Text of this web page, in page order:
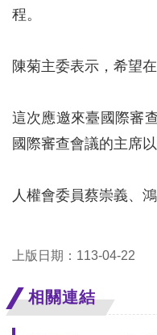
程。
陳菊主委表示，希望
這次應邀來臺國際審
國際審查會議的主席
人權會委員蔡崇義、
上版日期：113-04-22
相關連結